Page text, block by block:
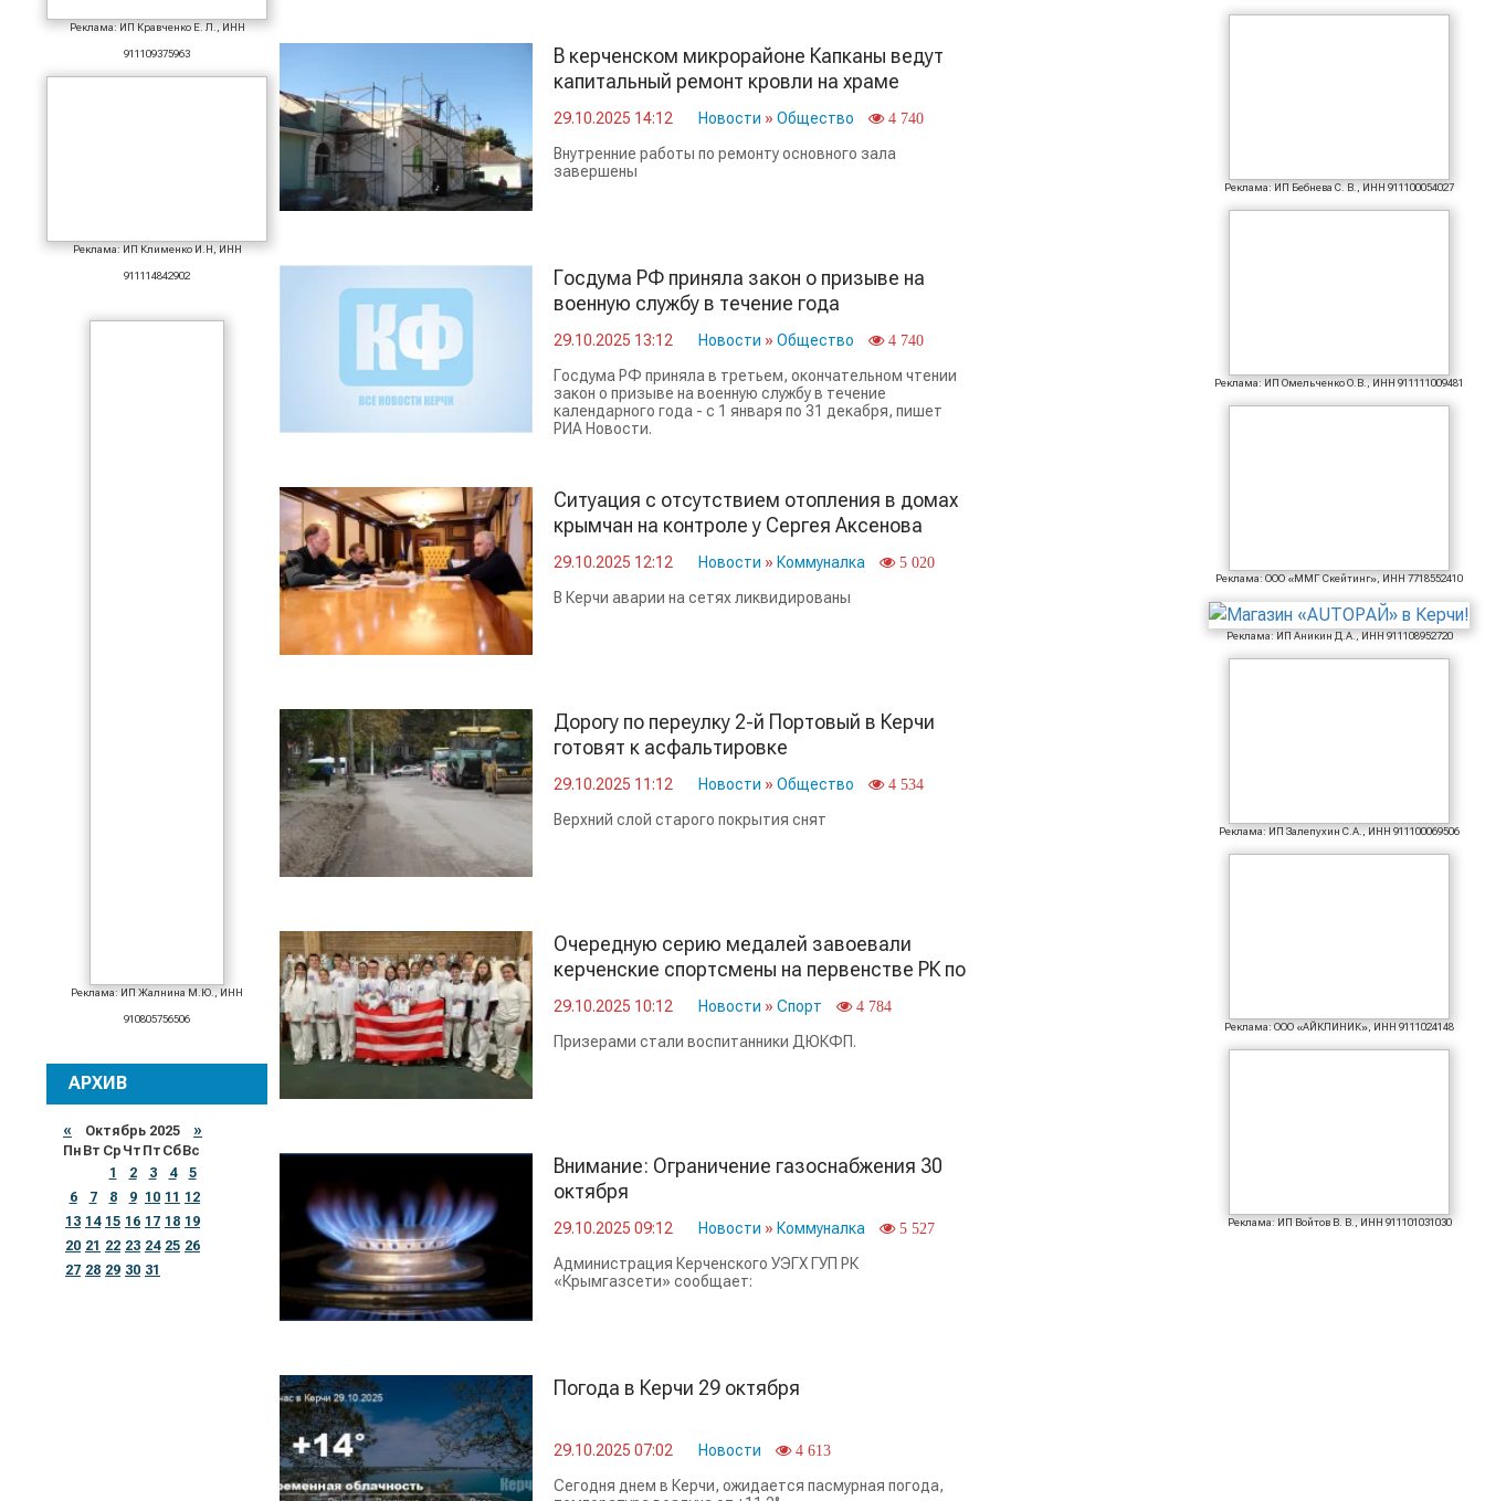
Реклама: ИП Кравченко Е. Л., ИНН
911109375963
Реклама: ИП Клименко И.Н, ИНН
911114842902
Реклама: ИП Жалнина М.Ю., ИНН
910805756506
АРХИВ
« Октябрь 2025 »
Пн Вт Ср Чт Пт Сб Вс
1
2 3 4
5
6
7 8 9 10 11 12
13 14 15 16 17 18 19
20 21 22 23 24 25 26
27 28 29 30 31
В керченском микрорайоне Капканы ведут
капитальный ремонт кровли на храме
29.10.2025 14:12 Новости » Общество 4 740
Внутренние работы по ремонту основного зала
завершены
Госдума РФ приняла закон о призыве на
военную службу в течение года
29.10.2025 13:12 Новости » Общество 4 740
Госдума РФ приняла в третьем, окончательном чтении
закон о призыве на военную службу в течение
календарного года - с 1 января по 31 декабря, пишет
РИА Новости.
Ситуация с отсутствием отопления в домах
крымчан на контроле у Сергея Аксенова
29.10.2025 12:12 Новости » Коммуналка 5 020
В Керчи аварии на сетях ликвидированы
Дорогу по переулку 2-й Портовый в Керчи
готовят к асфальтировке
29.10.2025 11:12 Новости » Общество 4 534
Верхний слой старого покрытия снят
Очередную серию медалей завоевали
керченские спортсмены на первенстве РК по
стрельбе из лука
29.10.2025 10:12 Новости » Спорт 4 784
Призерами стали воспитанники ДЮКФП.
Внимание: Ограничение газоснабжения 30
октября
29.10.2025 09:12 Новости » Коммуналка 5 527
Администрация Керченского УЭГХ ГУП РК
«Крымгазсети» сообщает:
Погода в Керчи 29 октября
29.10.2025 07:02 Новости 4 613
Сегодня днем в Керчи, ожидается пасмурная погода,
Реклама: ИП Бебнева С. В., ИНН 911100054027
Реклама: ИП Омельченко О.В., ИНН 911111009481
Реклама: ООО «ММГ Скейтинг», ИНН 7718552410
Реклама: ИП Аникин Д.А., ИНН 911108952720
Реклама: ИП Залепухин С.А., ИНН 911100069506
Реклама: ООО «АЙКЛИНИК», ИНН 9111024148
Реклама: ИП Войтов В. В., ИНН 911101031030